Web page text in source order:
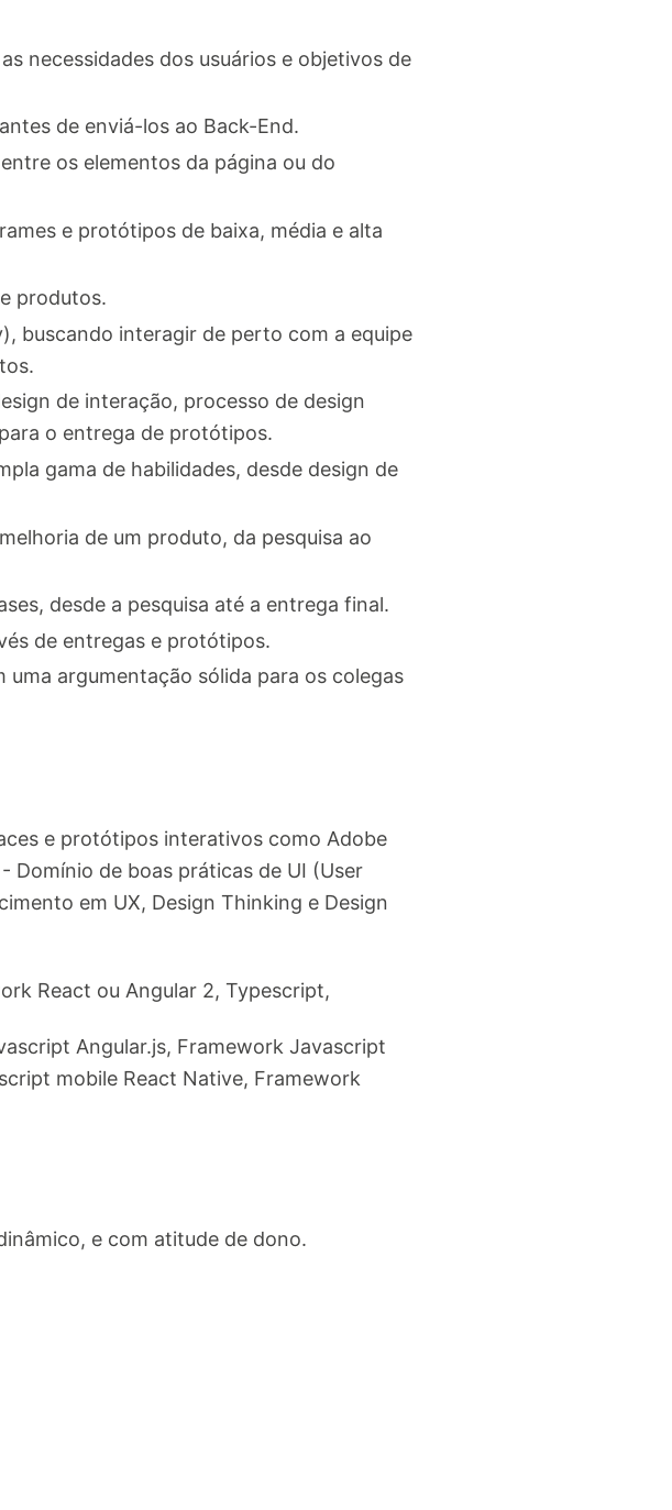
necessidades dos usuários e objetivos de
de enviá-los ao Back-End.
os elementos da página ou do
e protótipos de baixa, média e alta
produtos.
buscando interagir de perto com a equipe
de interação, processo de design
o entrega de protótipos.
gama de habilidades, desde design de
de um produto, da pesquisa ao
desde a pesquisa até a entrega final.
de entregas e protótipos.
argumentação sólida para os colegas
e protótipos interativos como Adobe
Domínio de boas práticas de UI (User
em UX, Design Thinking e Design
React ou Angular 2, Typescript,
Angular.js, Framework Javascript
mobile React Native, Framework
e com atitude de dono.